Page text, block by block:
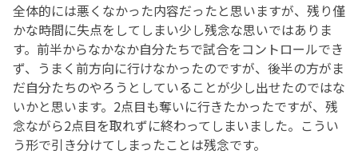
全体的には悪くなかった内容だったと思いますが、残り僅
かな時間に失点をしてしまい少し残念な思いではありま
す。前半からなかなか自分たちで試合をコントロールでき
ず、うまく前方向に行けなかったのですが、後半の方がま
だ自分たちのやろうとしていることが少し出せたのではな
いかと思います。2点目も奪いに行きたかったですが、残
念ながら2点目を取れずに終わってしまいました。こうい
う形で引き分けてしまったことは残念です。